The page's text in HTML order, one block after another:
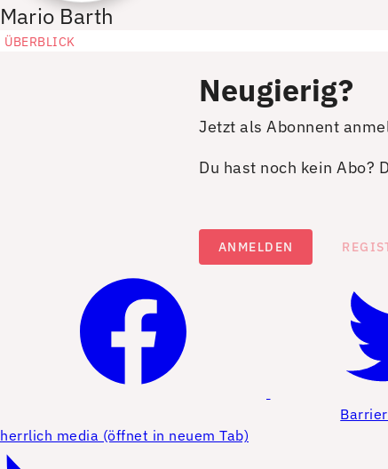
Mario Barth
ÜBERBLICK
Neugierig?
Jetzt als Abonnent
Du hast noch kein Abo?
ANMELDEN
herrlich media (öffnet in neuem Tab)